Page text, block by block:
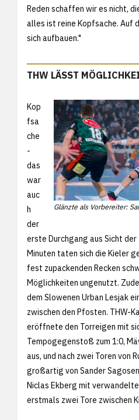
Reden schaffen wir es nicht,
alles ist reine Kopfsache. Auf
sich aufbauen."
THW LÄSST
Glänzte als Vorbereiter:
Kop
fsa
che
-
das
war
auc
h
der
erste Durchgang aus Sicht
Minuten taten sich die Kieler
fest zupackenden Recken
Möglichkeiten ungenutzt.
dem Slowenen Urban Lesjak
zwischen den Pfosten. THW-
eröffnete den Torreigen mit
Tempogegenstoß zum 1:0,
aus, und nach zwei Toren von
großartig von Sander
Niclas Ekberg mit
erstmals zwei Tore zwischen